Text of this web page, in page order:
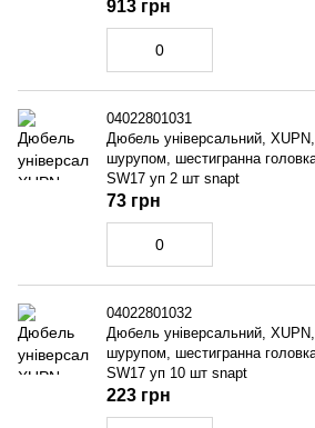
913 грн
04022801031
Дюбель універсальний,
шурупом, шестигранна
SW17 уп 2 шт snapt
73 грн
04022801032
Дюбель універсальний,
шурупом, шестигранна
SW17 уп 10 шт snapt
223 грн